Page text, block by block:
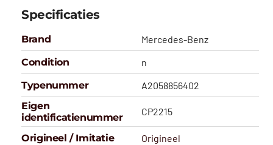
Specificaties
Brand
Mercedes-Benz
Condition
n
Typenummer
A2058856402
Eigen
identificatienummer
CP2215
Origineel / Imitatie
Origineel